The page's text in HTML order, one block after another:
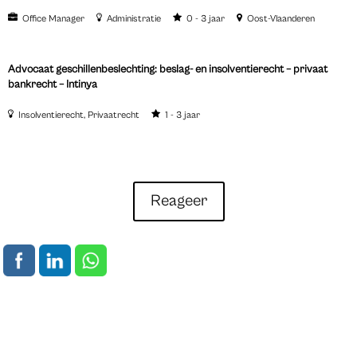
Office Manager Administratie 0 - 3 jaar Oost-Vlaanderen
Advocaat geschillenbeslechting: beslag- en insolventierecht – privaat
bankrecht – Intinya
Insolventierecht Privaatrecht 1 - 3 jaar
Reageer